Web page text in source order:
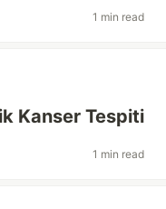
1 min read
Kanser Tespiti
1 min read